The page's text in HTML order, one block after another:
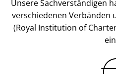
Unsere Sach­ver­stän­di­gen
verschiedenen Verbänden
(Royal Institution of